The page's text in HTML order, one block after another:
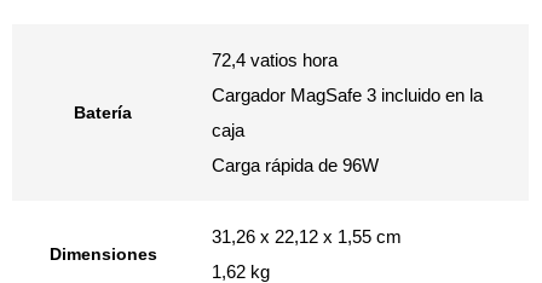
Batería
72,4 vatios hora
Cargador MagSafe 3 incluido en la
caja
Carga rápida de 96W
Dimensiones
31,26 x 22,12 x 1,55 cm
1,62 kg